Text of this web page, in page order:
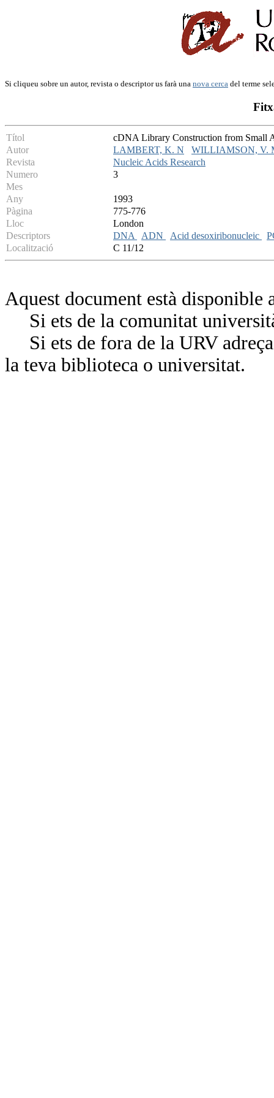
Si cliqueu sobre un autor, revista o descriptor us farà una nova cerca del terme
Títol
cDNA Library Construction from Small
Autor
LAMBERT, K. N
WILLIAMSON, V.
Revista
Nucleic Acids Research
Numero
3
Mes
Any
1993
Pàgina
775-776
Lloc
London
Descriptors
DNA ADN Acid desoxiribonucleic
Localització
C 11/12
Aquest document està
Si ets de la comunitat
Si ets de fora de la URV
la teva biblioteca o universitat.